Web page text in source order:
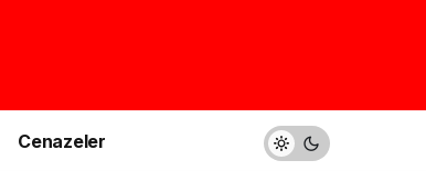
Cenazeler